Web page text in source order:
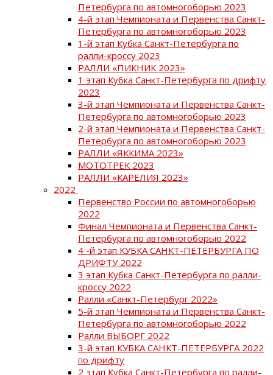
Петербурга по автомногоборью 2023
4-й этап Чемпионата и Первенства Санкт-
Петербурга по автомногоборью 2023
1-й этап Кубка Санкт-Петербурга по
ралли-кроссу 2023
РАЛЛИ «ПИКНИК 2023»
1 этап Кубка Санкт-Петербурга по дрифту
2023
3-й этап Чемпионата и Первенства Санкт-
Петербурга по автомногоборью 2023
2-й этап Чемпионата и Первенства Санкт-
Петербурга по автомногоборью 2023
РАЛЛИ «ЯККИМА 2023»
МОТОТРЕК 2023
РАЛЛИ «КАРЕЛИЯ 2023»
2022
Первенство России по автомногоборью
2022
Финал Чемпионата и Первенства Санкт-
Петербурга по автомногоборью 2022
4 -й этап КУБКА САНКТ-ПЕТЕРБУРГА ПО
ДРИФТУ 2022
3 этап Кубка Санкт-Петербурга по ралли-
кроссу 2022
Ралли «Санкт-Петербург 2022»
5-й этап Чемпионата и Первенства Санкт-
Петербурга по автомногоборью 2022
Ралли ВЫБОРГ 2022
3-й этап КУБКА САНКТ-ПЕТЕРБУРГА 2022
по дрифту
2 этап Кубка Санкт-Петербурга по ралли-